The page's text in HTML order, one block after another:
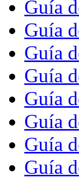
Guía
Guía
Guía
Guía
Guía
Guía
Guía
Guía